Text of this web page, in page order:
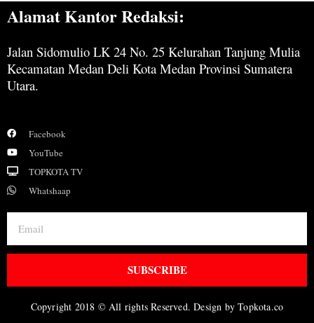
Alamat Kantor Redaksi:
Jalan Sidomulio LK 24 No. 25 Kelurahan Tanjung Mulia
Kecamatan Medan Deli Kota Medan Provinsi Sumatera
Utara.
Facebook
YouTube
TOPKOTA TV
Whatshaap
SUBSCRIBE
Copyright 2018 © All rights Reserved. Design by Topkota.co